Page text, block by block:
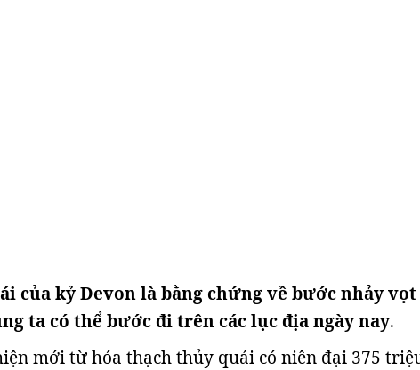
của kỷ Devon là bằng chứng về bước nhảy
ta có thể bước đi trên các lục địa ngày nay.
mới từ hóa thạch thủy quái có niên đại 375